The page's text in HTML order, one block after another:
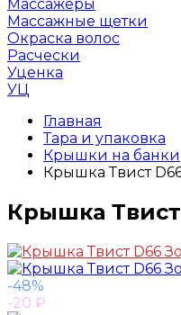
Массажеры
Массажные щетки
Окраска волос
Расчески
Уценка
УЦ
Главная
Тара и упаковка
Крышки на банки
Крышка Твист
Крышка Твист
-48%
-20 ₽